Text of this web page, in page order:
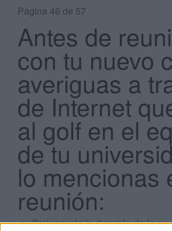
Search
Página 46 de 57
Antes de
con tu nuevo
averiguas a
de Internet
al golf en el
de tu
lo mencionas
reunión:
Prolongarás la duración de la